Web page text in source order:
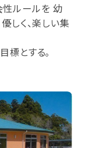
性ルールを 幼
しく、楽しい集
標とする｡